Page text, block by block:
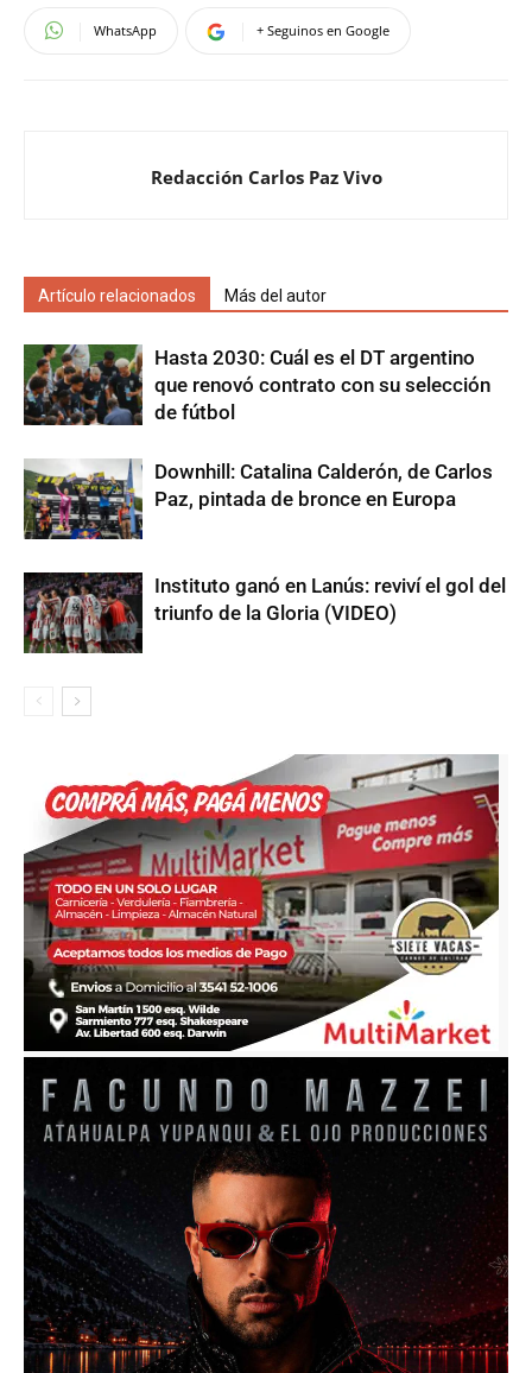
WhatsApp + Seguinos en Google
Redacción Carlos Paz Vivo
Artículo relacionados Más del autor
Hasta 2030: Cuál es el DT argentino
que renovó contrato con su selección
de fútbol
Downhill: Catalina Calderón, de Carlos
Paz, pintada de bronce en Europa
Instituto ganó en Lanús: reviví el gol del
triunfo de la Gloria (VIDEO)